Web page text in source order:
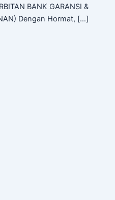
BANK GARANSI &
Dengan Hormat, […]